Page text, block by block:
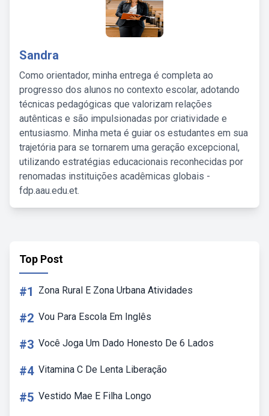
Sandra
Como orientador, minha entrega é completa ao
progresso dos alunos no contexto escolar, adotando
técnicas pedagógicas que valorizam relações
autênticas e são impulsionadas por criatividade e
entusiasmo. Minha meta é guiar os estudantes em sua
trajetória para se tornarem uma geração excepcional,
utilizando estratégias educacionais reconhecidas por
renomadas instituições acadêmicas globais -
fdp.aau.edu.et.
Top Post
#1 Zona Rural E Zona Urbana Atividades
#2 Vou Para Escola Em Inglês
#3 Você Joga Um Dado Honesto De 6 Lados
#4 Vitamina C De Lenta Liberação
#5 Vestido Mae E Filha Longo